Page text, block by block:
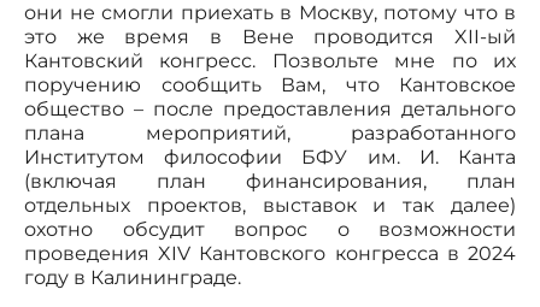
они не смогли приехать в Москву, потому что в
это же время в Вене проводится XII-ый
Кантовский конгресс. Позвольте мне по их
поручению сообщить Вам, что Кантовское
общество – после предоставления детального
плана мероприятий, разработанного
Институтом философии БФУ им. И. Канта
(включая план финансирования, план
отдельных проектов, выставок и так далее)
охотно обсудит вопрос о возможности
проведения XIV Кантовского конгресса в 2024
году в Калининграде.